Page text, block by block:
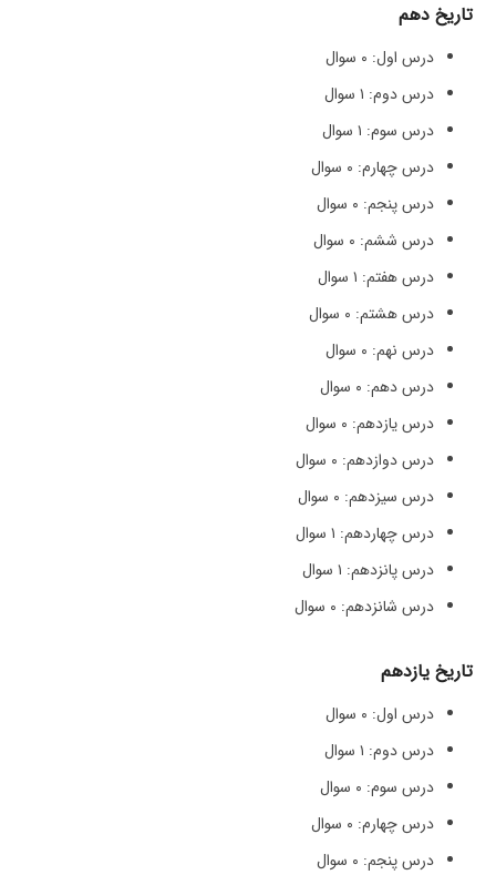
تاریخ دهم
درس اول: ۰ سوال
درس دوم: ۱ سوال
درس سوم: ۱ سوال
درس چهارم: ۰ سوال
درس پنجم: ۰ سوال
درس ششم: ۰ سوال
درس هفتم: ۱ سوال
درس هشتم: ۰ سوال
درس نهم: ۰ سوال
درس دهم: ۰ سوال
درس یازدهم: ۰ سوال
درس دوازدهم: ۰ سوال
درس سیزدهم: ۰ سوال
درس چهاردهم: ۱ سوال
درس پانزدهم: ۱ سوال
درس شانزدهم: ۰ سوال
تاریخ یازدهم
درس اول: ۰ سوال
درس دوم: ۱ سوال
درس سوم: ۰ سوال
درس چهارم: ۰ سوال
درس پنجم: ۰ سوال